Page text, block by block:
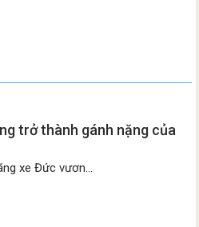
trở thành gánh nặng của
xe Đức vươn...